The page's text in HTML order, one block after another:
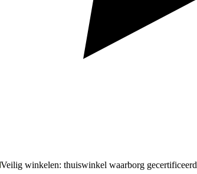
Veilig winkelen: thuiswinkel waarborg gecertificeerd